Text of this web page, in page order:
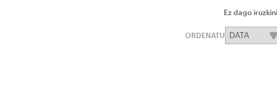
Ez dago
ORDENATU